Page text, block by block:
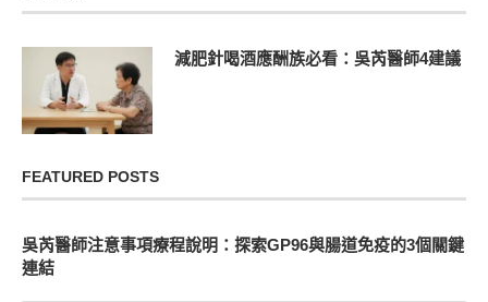
減肥針喝酒應酬族必看：吳芮醫師4建議
FEATURED POSTS
吳芮醫師注意事項療程說明：探索GP96與腸道免疫的3個關鍵
連結